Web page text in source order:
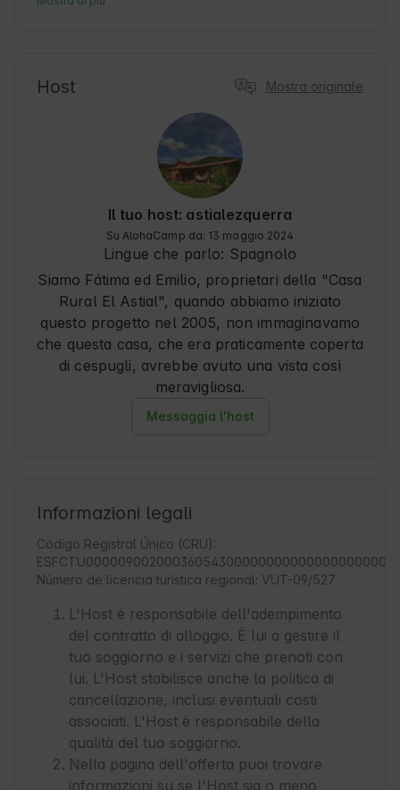
godersi l'autentica vita rurale spagnola. Inoltre,
scoprire la ricca cultura e le tradizioni della
regione godendo del comfort e dell'ospitalità
Host Mostra originale
Il tuo host: astialezquerra
Su AlohaCamp da: 13 maggio 2024
Lingue che parlo: Spagnolo
Siamo Fátima ed Emilio, proprietari della "Casa
Rural El Astial", quando abbiamo iniziato
questo progetto nel 2005, non immaginavamo
che questa casa, che era praticamente coperta
di cespugli, avrebbe avuto una vista così
meravigliosa.
Messaggia l'host
Informazioni legali
Código Registral Único (CRU):
Número de licencia turística regional: VUT-09/527
L'Host è responsabile dell'adempimento
del contratto di alloggio. È lui a gestire il
tuo soggiorno e i servizi che prenoti con
lui. L'Host stabilisce anche la politica di
cancellazione, inclusi eventuali costi
associati. L'Host è responsabile della
qualità del tuo soggiorno.
Nella pagina dell'offerta puoi trovare
informazioni su se l'Host sia o meno